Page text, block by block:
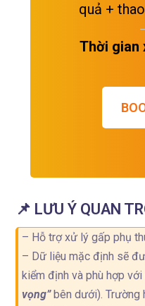
quả +
Thời gian
📌 LƯU Ý QUAN
– Hỗ trợ xử lý gấp phụ
– Dữ liệu mặc định sẽ
kiểm định và phù hợp
vọng”bên dưới). Trường